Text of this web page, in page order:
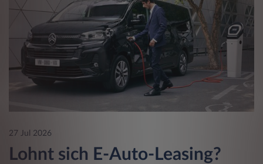
27 Jul 2026
Lohnt sich E-Auto-Leasing?